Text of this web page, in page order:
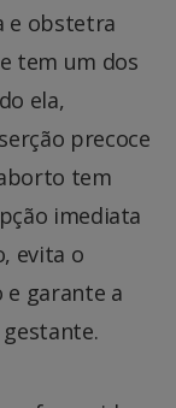
e obstetra
e tem um dos
ela,
precoce
tem
imediata
evita o
e garante a